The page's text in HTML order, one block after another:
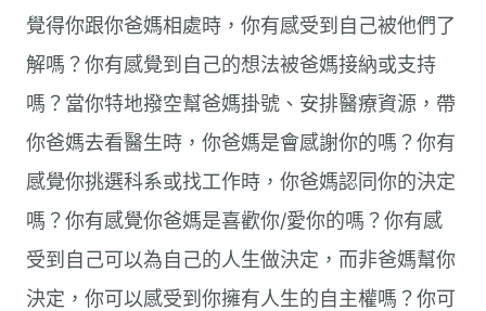
覺得你跟你爸媽相處時，你有感受到自己被他們了
解嗎？你有感覺到自己的想法被爸媽接納或支持
嗎？當你特地撥空幫爸媽掛號、安排醫療資源，帶
你爸媽去看醫生時，你爸媽是會感謝你的嗎？你有
感覺你挑選科系或找工作時，你爸媽認同你的決定
嗎？你有感覺你爸媽是喜歡你/愛你的嗎？你有感
受到自己可以為自己的人生做決定，而非爸媽幫你
決定，你可以感受到你擁有人生的自主權嗎？你可